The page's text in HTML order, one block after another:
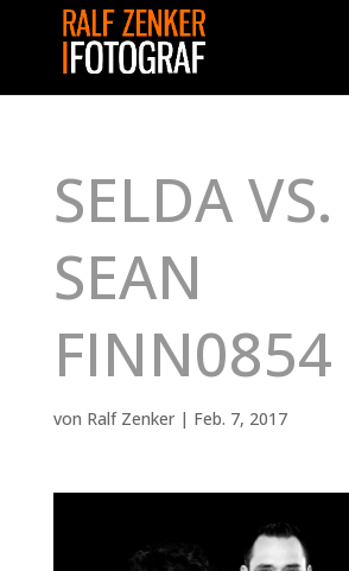
SELDA VS.
SEAN
FINN0854
von Ralf Zenker| Feb. 7, 2017